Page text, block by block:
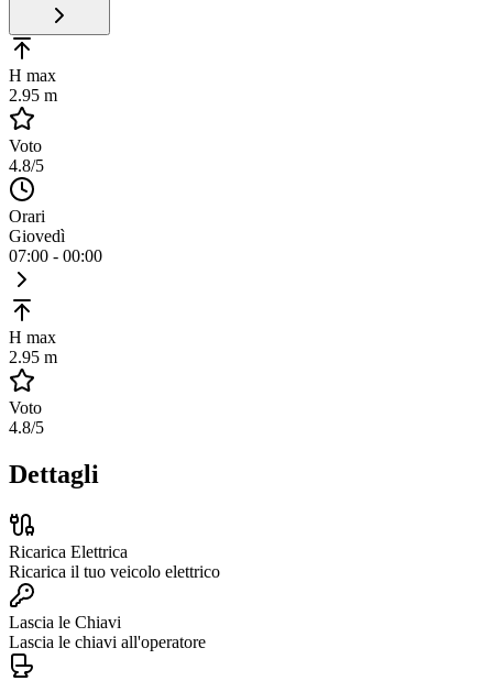
H max
2.95 m
Voto
4.8/5
Orari
Giovedì
07:00 - 00:00
H max
2.95 m
Voto
4.8/5
Dettagli
Ricarica Elettrica
Ricarica il tuo veicolo elettrico
Lascia le Chiavi
Lascia le chiavi all'operatore